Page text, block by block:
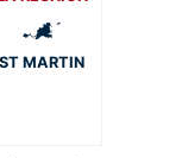
ST MARTIN